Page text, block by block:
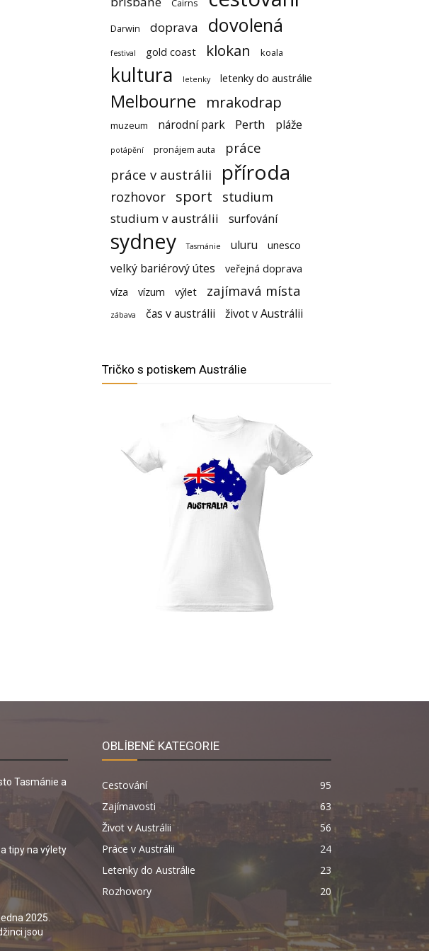
Cairns
Darwin doprava dovolená
festival gold coast klokan koala
kultura letenky letenky do austrálie
Melbourne mrakodrap
muzeum národní park Perth pláže
potápění pronájem auta
práce
práce v austrálii
příroda
rozhovor sport studium
studium v austrálii surfování
sydney Tasmánie uluru unesco
velký bariérový útes
veřejná doprava
víza
vízum výlet zajímavá místa
zábava čas v austrálii život v Austrálii
Tričko s potiskem Austrálie
Tasmánie a
tipy na výlety
2025.
jsou
OBLÍBENÉ KATEGORIE
Cestování
95
Zajímavosti
63
Život v Austrálii
56
Práce v Austrálii
24
Letenky do Austrálie
23
Rozhovory
20